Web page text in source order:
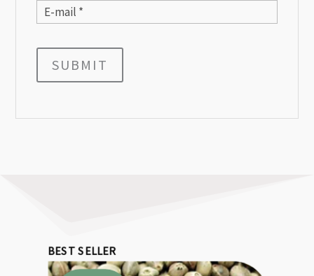
SUBMIT
BEST SELLER